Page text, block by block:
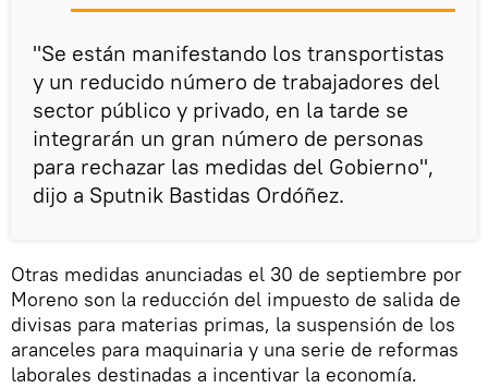
"Se están manifestando los transportistas
y un reducido número de trabajadores del
sector público y privado, en la tarde se
integrarán un gran número de personas
para rechazar las medidas del Gobierno",
dijo a Sputnik Bastidas Ordóñez.
Otras medidas anunciadas el 30 de septiembre por
Moreno son la reducción del impuesto de salida de
divisas para materias primas, la suspensión de los
aranceles para maquinaria y una serie de reformas
laborales destinadas a incentivar la economía.